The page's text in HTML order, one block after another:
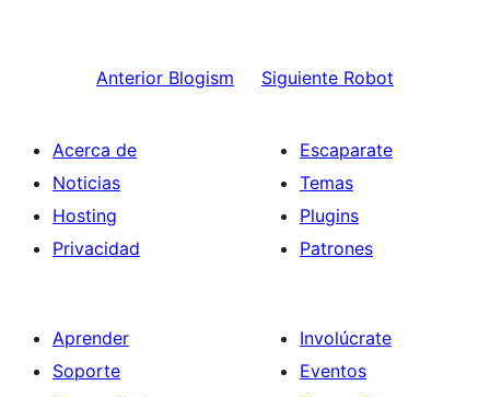
Anterior Blogism Siguiente Robot
Acerca de
Noticias
Hosting
Privacidad
Escaparate
Temas
Plugins
Patrones
Aprender
Soporte
Involúcrate
Eventos